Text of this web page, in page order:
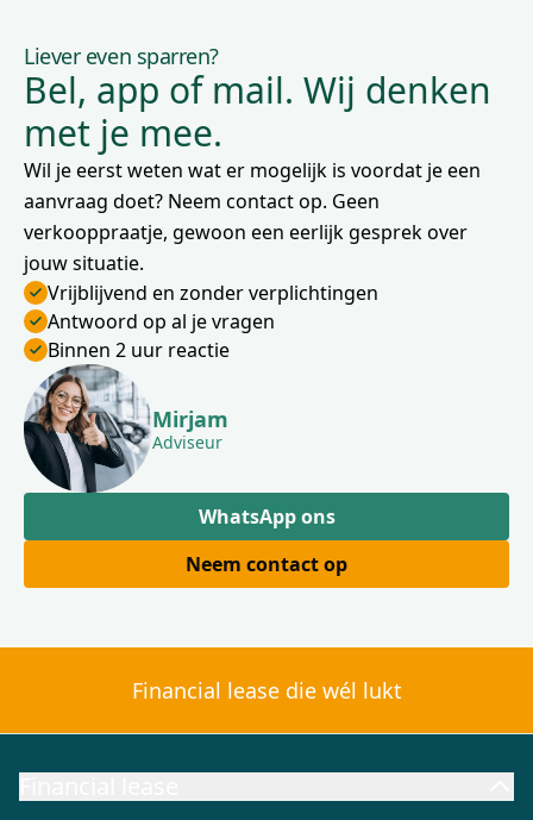
Liever even sparren?
Bel, app of mail. Wij denken
met je mee.
Wil je eerst weten wat er mogelijk is voordat je een
aanvraag doet? Neem contact op. Geen
verkooppraatje, gewoon een eerlijk gesprek over
jouw situatie.
Vrijblijvend en zonder verplichtingen
Antwoord op al je vragen
Binnen 2 uur reactie
Mirjam
Adviseur
WhatsApp ons
Neem contact op
Financial lease die wél lukt